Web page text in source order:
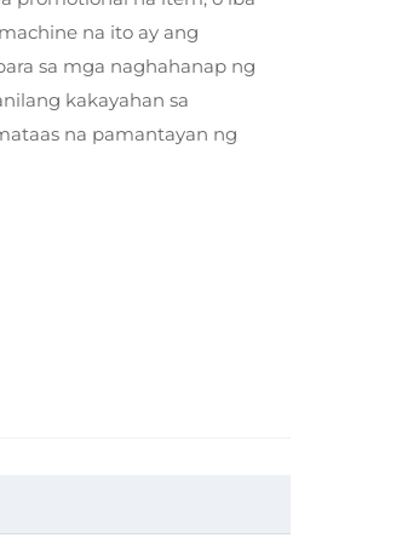
na ito ay ang
sa mga naghahanap ng
kakayahan sa
na pamantayan ng